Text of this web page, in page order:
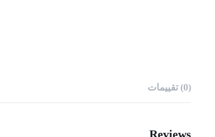
(0) تقييمات
Reviews